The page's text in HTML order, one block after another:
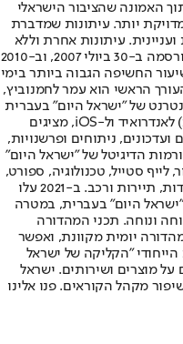
האמונה שהציבור הישראלי
יותר. עיתונות שמדברת
עיתונות אחרת וללא
תשלום. המהדורה המודפסת הראשונה פורסמה ב-30 ביולי 2007, וב-2010
החשיפה הגבוה ביותר בימי
הראשי הוא עמר לחמנוביץ,
של "ישראל היום" בעברית
ובאנגלית, כמו כן היישומונים (אפליקציות) לאנדרואיד ול-iOS, מציגים
ניתוחים ופרשנויות,
הדיגיטל של "ישראל היום"
לייף סטייל, טכנולוגיה, ספורט,
כלכלה וצרכנות, בריאות, חיילים, אוכל, יהדות, תיירות ורכב. ב-2021 עלו
היום" בעברית, במטרה
ונוחה. תכני המהדורה
יומית מקוונת, ואפשר
"הקליקה של ישראל
מוצרים ושירותים. ישראל
מקהל הקוראים. פנו אלינו